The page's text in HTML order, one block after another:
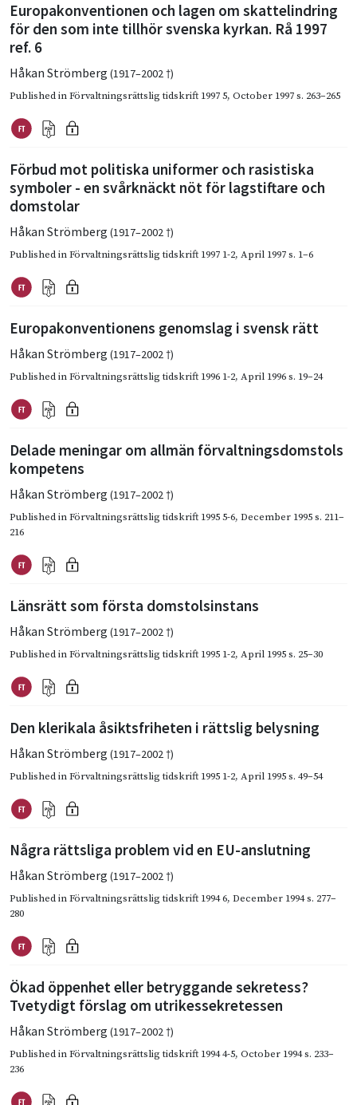
Europakonventionen och lagen om skattelindring
för den som inte tillhör svenska kyrkan. Rå 1997
ref. 6
Håkan Strömberg (1917–2002 †)
Published inFörvaltningsrättslig tidskrift 1997 5, October 1997s. 263–265
Förbud mot politiska uniformer och rasistiska
symboler - en svårknäckt nöt för lagstiftare och
domstolar
Håkan Strömberg (1917–2002 †)
Published inFörvaltningsrättslig tidskrift 1997 1-2, April 1997s. 1–6
Europakonventionens genomslag i svensk rätt
Håkan Strömberg (1917–2002 †)
Published inFörvaltningsrättslig tidskrift 1996 1-2, April 1996s. 19–24
Delade meningar om allmän förvaltningsdomstols
kompetens
Håkan Strömberg (1917–2002 †)
Published inFörvaltningsrättslig tidskrift 1995 5-6, December 1995s. 211–
216
Länsrätt som första domstolsinstans
Håkan Strömberg (1917–2002 †)
Published inFörvaltningsrättslig tidskrift 1995 1-2, April 1995s. 25–30
Den klerikala åsiktsfriheten i rättslig belysning
Håkan Strömberg (1917–2002 †)
Published inFörvaltningsrättslig tidskrift 1995 1-2, April 1995s. 49–54
Några rättsliga problem vid en EU-anslutning
Håkan Strömberg (1917–2002 †)
Published inFörvaltningsrättslig tidskrift 1994 6, December 1994s. 277–
280
Ökad öppenhet eller betryggande sekretess?
Tvetydigt förslag om utrikessekretessen
Håkan Strömberg (1917–2002 †)
Published inFörvaltningsrättslig tidskrift 1994 4-5, October 1994s. 233–
236